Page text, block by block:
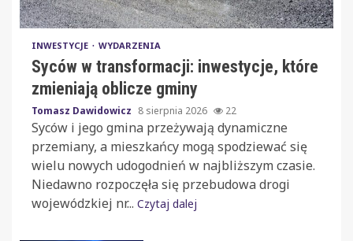
INWESTYCJE WYDARZENIA
Syców w transformacji: inwestycje, które
zmieniają oblicze gminy
Tomasz Dawidowicz 8 sierpnia 2026 22
Syców i jego gmina przeżywają dynamiczne
przemiany, a mieszkańcy mogą spodziewać się
wielu nowych udogodnień w najbliższym czasie.
Niedawno rozpoczęła się przebudowa drogi
wojewódzkiej nr... Czytaj dalej